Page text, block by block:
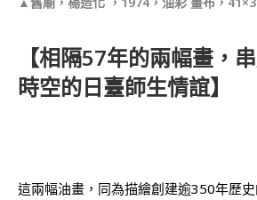
【相隔57年的兩幅畫，
時空的日臺師生情誼】
這兩幅油畫，同為描繪創建逾350年歷